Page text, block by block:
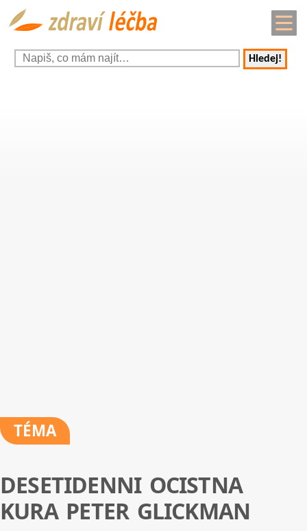
Hledej!
TÉMA
DESETIDENNI OCISTNA
KURA PETER GLICKMAN